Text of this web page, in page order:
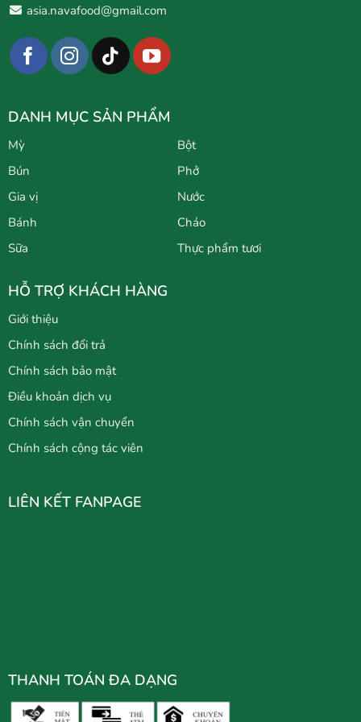
asia.navafood@gmail.com
DANH MỤC SẢN PHẨM
Mỳ
Bột
Bún
Phở
Gia vị
Nước
Bánh
Cháo
Sữa
Thực phẩm tươi
HỖ TRỢ KHÁCH HÀNG
Giới thiệu
Chính sách đổi trả
Chính sách bảo mật
Điều khoản dịch vụ
Chính sách vận chuyển
Chính sách cộng tác viên
LIÊN KẾT FANPAGE
THANH TOÁN ĐA DẠNG